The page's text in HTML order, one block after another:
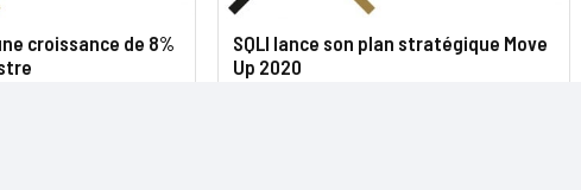
croissance de 8%
SQLI lance son plan stratégique Move
Up 2020